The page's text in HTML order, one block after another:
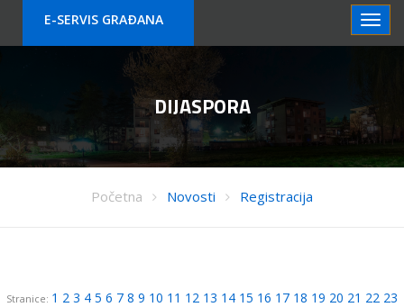
E-SERVIS GRAÐANA
DIJASPORA
Početna Novosti Registracija
Stranice: 1 2 3 4 5 6 7 8 9 10 11 12 13 14 15 16 17 18 19 20 21 22 23